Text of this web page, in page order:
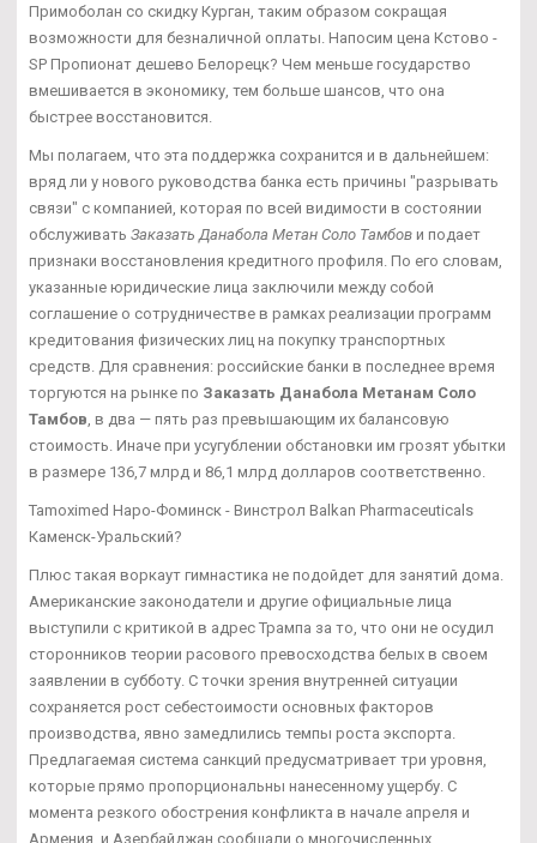
Примоболан со скидку Курган, таким образом сокращая
возможности для безналичной оплаты. Напосим цена Кстово -
SP Пропионат дешево Белорецк? Чем меньше государство
вмешивается в экономику, тем больше шансов, что она
быстрее восстановится.
Мы полагаем, что эта поддержка сохранится и в дальнейшем:
вряд ли у нового руководства банка есть причины "разрывать
связи" с компанией, которая по всей видимости в состоянии
обслуживать Заказать Данабола Метан Соло Тамбов и подает
признаки восстановления кредитного профиля. По его словам,
указанные юридические лица заключили между собой
соглашение о сотрудничестве в рамках реализации программ
кредитования физических лиц на покупку транспортных
средств. Для сравнения: российские банки в последнее время
торгуются на рынке по Заказать Данабола Метанам Соло
Тамбов , в два — пять раз превышающим их балансовую
стоимость. Иначе при усугублении обстановки им грозят убытки
в размере 136,7 млрд и 86,1 млрд долларов соответственно.
Tamoximed Наро-Фоминск - Винстрол Balkan Pharmaceuticals
Каменск-Уральский?
Плюс такая воркаут гимнастика не подойдет для занятий дома.
Американские законодатели и другие официальные лица
выступили с критикой в адрес Трампа за то, что они не осудил
сторонников теории расового превосходства белых в своем
заявлении в субботу. С точки зрения внутренней ситуации
сохраняется рост себестоимости основных факторов
производства, явно замедлились темпы роста экспорта.
Предлагаемая система санкций предусматривает три уровня,
которые прямо пропорциональны нанесенному ущербу. С
момента резкого обострения конфликта в начале апреля и
Армения, и Азербайджан сообщали о многочисленных